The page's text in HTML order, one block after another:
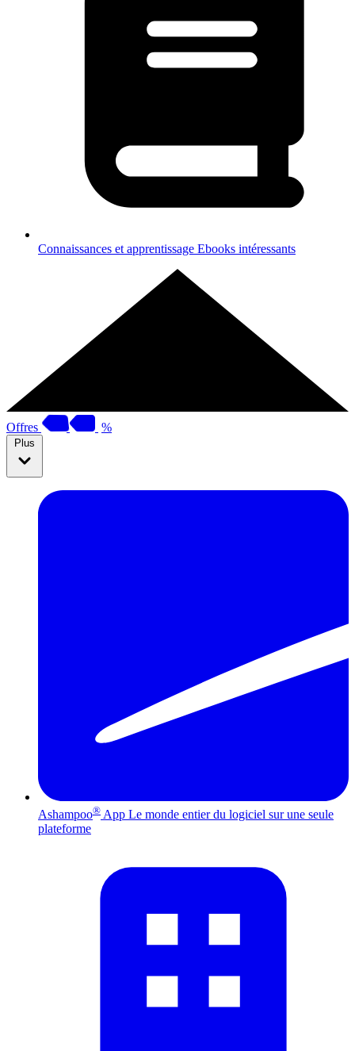
Connaissances et apprentissage Ebooks intéressants
Offres %
Plus
Ashampoo® App Le monde entier du logiciel sur une seule
plateforme